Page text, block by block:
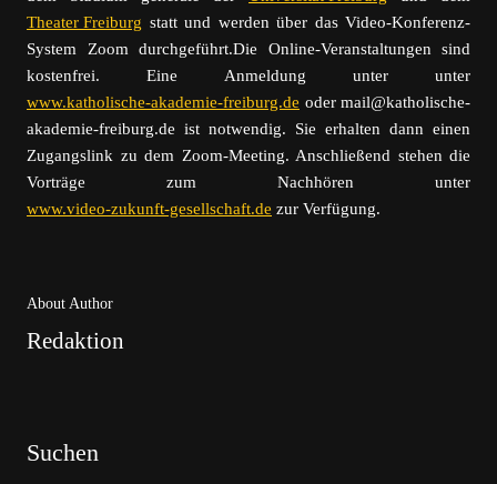
Theater Freiburg statt und werden über das Video-Konferenz-
System Zoom durchgeführt.Die Online-Veranstaltungen sind
kostenfrei. Eine Anmeldung unter unter
www.katholische-akademie-freiburg.de oder mail@katholische-
akademie-freiburg.de ist notwendig. Sie erhalten dann einen
Zugangslink zu dem Zoom-Meeting. Anschließend stehen die
Vorträge zum Nachhören unter
www.video-zukunft-gesellschaft.de zur Verfügung.
About Author
Redaktion
Suchen